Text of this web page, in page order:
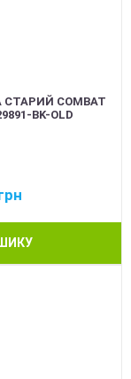
COMBAT
BK-OLD